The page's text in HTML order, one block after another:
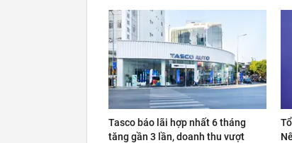
Tasco báo lãi hợp nhất 6 tháng
tăng gần 3 lần, doanh thu vượt